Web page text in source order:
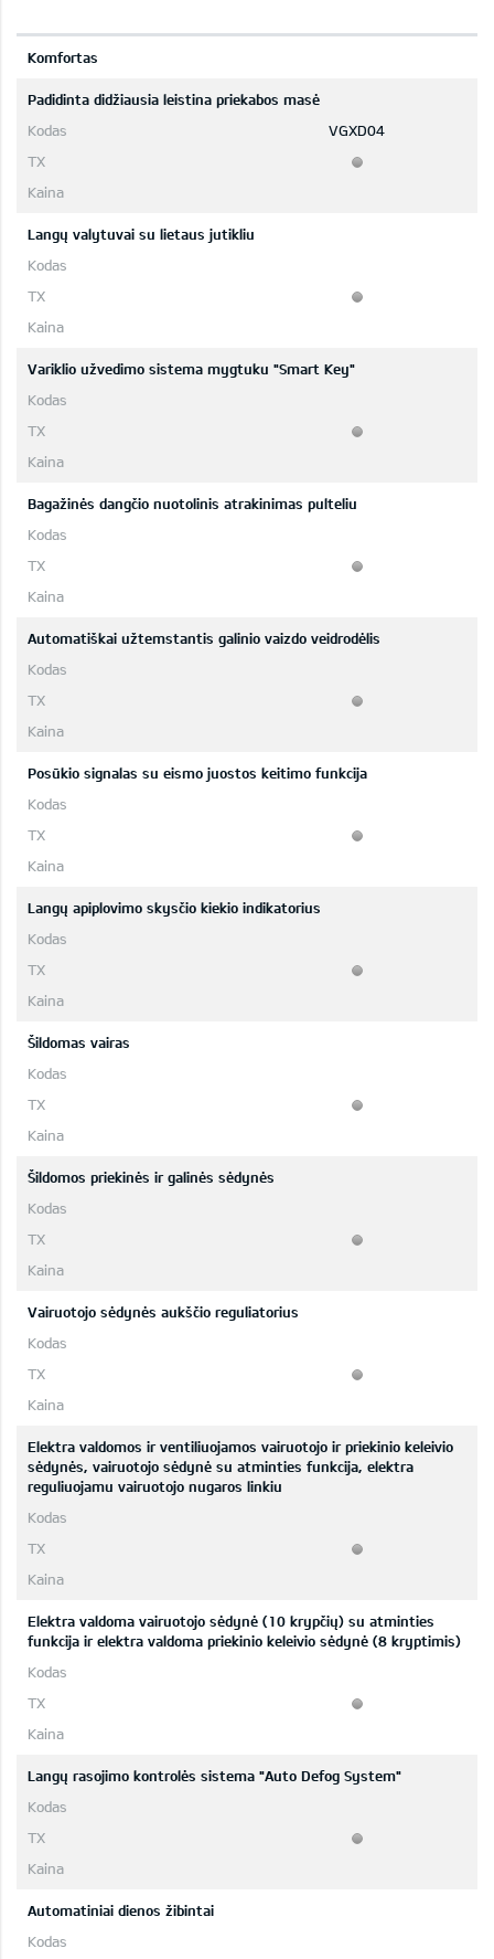
Komfortas
Padidinta didžiausia leistina priekabos masė
VGXD04
Langų valytuvai su lietaus jutikliu
Variklio užvedimo sistema mygtuku "Smart Key"
Bagažinės dangčio nuotolinis atrakinimas pulteliu
Automatiškai užtemstantis galinio vaizdo veidrodėlis
Posūkio signalas su eismo juostos keitimo funkcija
Langų apiplovimo skysčio kiekio indikatorius
Šildomas vairas
Šildomos priekinės ir galinės sėdynės
Vairuotojo sėdynės aukščio reguliatorius
Elektra valdomos ir ventiliuojamos vairuotojo ir priekinio keleivio
sėdynės, vairuotojo sėdynė su atminties funkcija, elektra
reguliuojamu vairuotojo nugaros linkiu
Elektra valdoma vairuotojo sėdynė (10 krypčių) su atminties
funkcija ir elektra valdoma priekinio keleivio sėdynė (8 kryptimis)
Langų rasojimo kontrolės sistema "Auto Defog System"
Automatiniai dienos žibintai